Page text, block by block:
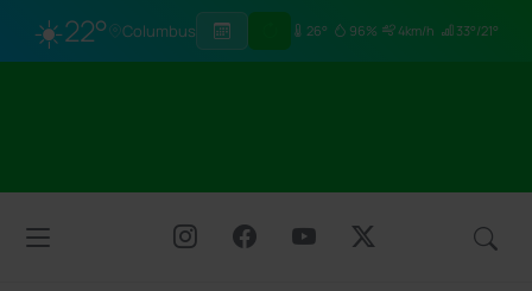
☀️22° Columbus 26° 96% 4km/h 33°/21°